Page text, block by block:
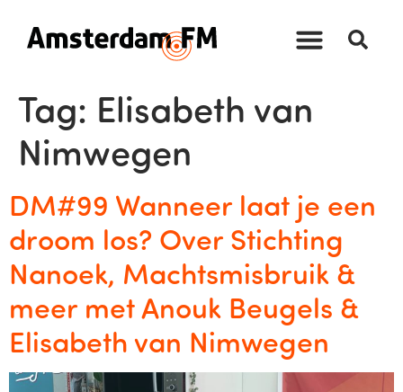
Tag: Elisabeth van
Nimwegen
DM#99 Wanneer laat je een
droom los? Over Stichting
Nanoek, Machtsmisbruik &
meer met Anouk Beugels &
Elisabeth van Nimwegen